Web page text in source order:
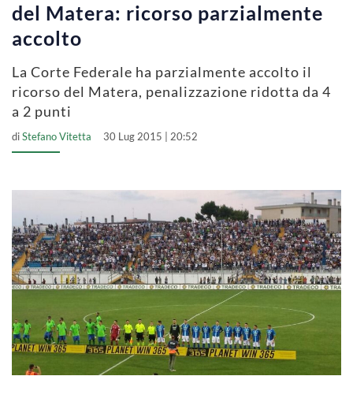
del Matera: ricorso parzialmente
accolto
La Corte Federale ha parzialmente accolto il
ricorso del Matera, penalizzazione ridotta da 4
a 2 punti
diStefano Vitetta 30 Lug 2015 | 20:52